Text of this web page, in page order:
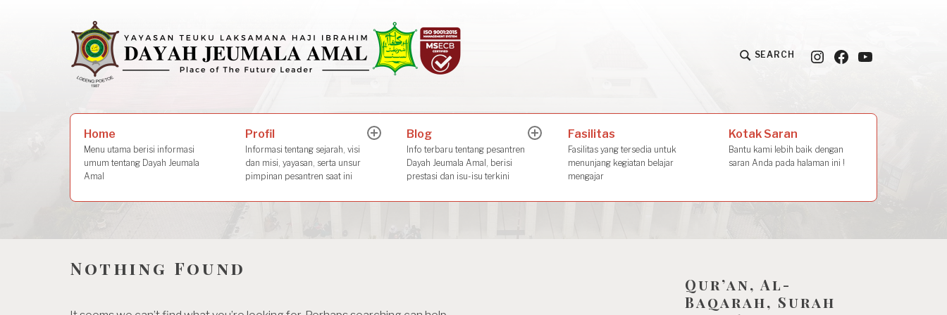
SEARCH Instagram
FacebookYouTube
Home
Menu utama berisi informasi
umum tentang Dayah Jeumala
Amal
Profil
Informasi tentang sejarah, visi
dan misi, yayasan, serta unsur
pimpinan pesantren saat ini
expandBlog
Info terbaru tentang pesantren
Dayah Jeumala Amal, berisi
prestasi dan isu-isu terkini
expandFasilitas
Fasilitas yang tersedia untuk
menunjang kegiatan belajar
mengajar
Kotak Saran
Bantu kami lebih baik dengan
saran Anda pada halaman ini !
Nothing Found
Qur’an, Al-
Baqarah, Surah